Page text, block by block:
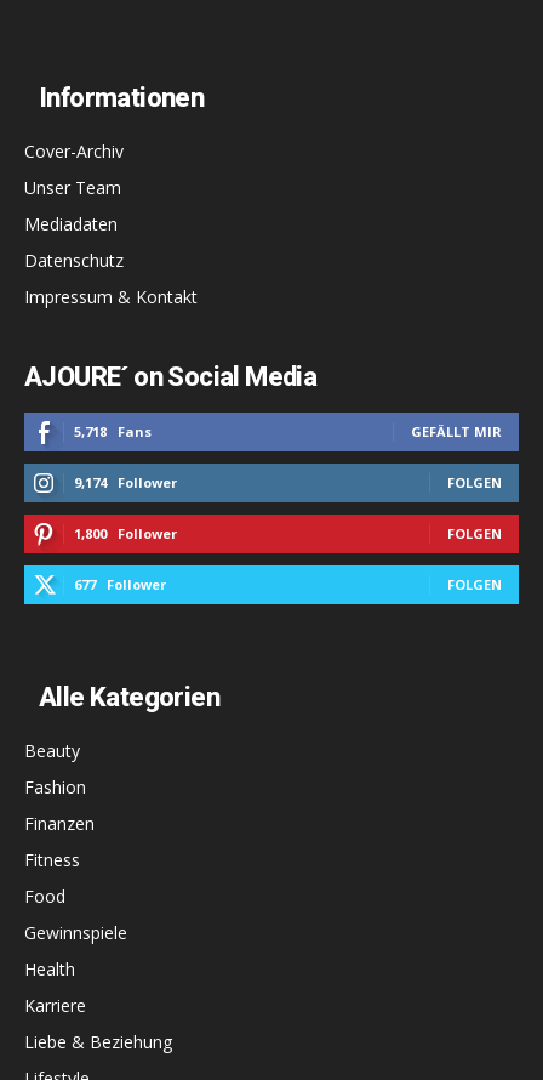
Informationen
Cover-Archiv
Unser Team
Mediadaten
Datenschutz
Impressum & Kontakt
AJOURE´ on Social Media
5,718 Fans GEFÄLLT MIR
9,174 Follower FOLGEN
1,800 Follower FOLGEN
677 Follower FOLGEN
Alle Kategorien
Beauty
Fashion
Finanzen
Fitness
Food
Gewinnspiele
Health
Karriere
Liebe & Beziehung